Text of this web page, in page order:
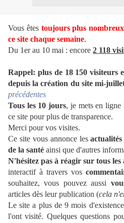
Vous êtes toujours plus nombreux
ce site chaque semaine.
Du 1er au 10 mai : encore 2 118
Rappel: plus de 18 150 visiteurs
depuis la création du site mi-
précédentes
Tous les 10 jours, je mets en ligne
ce site pour plus de transparence.
Merci pour vos visites.
Ce site vous annonce les
de la santé ainsi que d'autres
N'hésitez pas à réagir sur tous les
interactif à travers vos
souhaitez, vous pouvez aussi
articles dès leur publication (cela
Le site a plus de 9 mois
l'ont visité. Quelques questions